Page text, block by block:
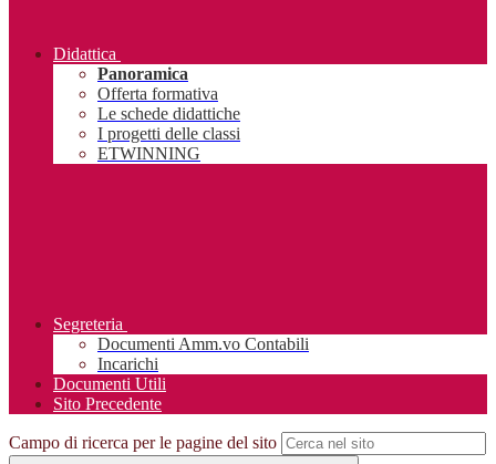
Didattica
Panoramica
Offerta formativa
Le schede didattiche
I progetti delle classi
ETWINNING
Segreteria
Documenti Amm.vo Contabili
Incarichi
Documenti Utili
Sito Precedente
Campo di ricerca per le pagine del sito